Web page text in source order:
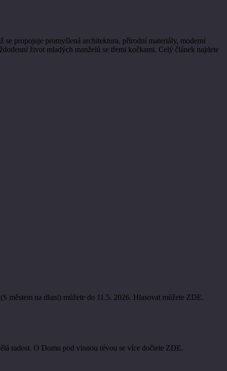
propojuje promyšlená architektura, přírodní materiály, moderní
život mladých manželů se třemi kočkami. Celý článek najdete
městem na dlani) můžete do 11.5. 2026. Hlasovat můžete ZDE.
radost. O Domu pod vinnou révou se více dočtete ZDE.